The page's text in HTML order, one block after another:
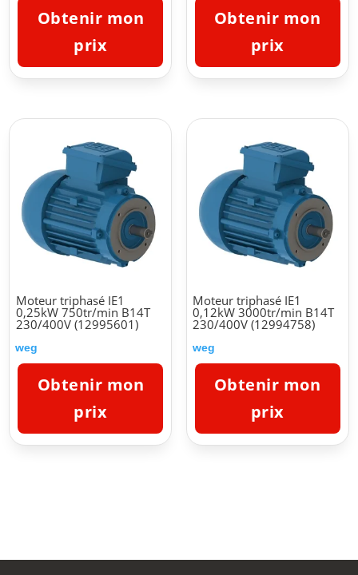
Obtenir mon
prix
Obtenir mon
prix
Moteur triphasé IE1
0,25kW 750tr/min B14T
230/400V (12995601)
weg
Obtenir mon
prix
Moteur triphasé IE1
0,12kW 3000tr/min B14T
230/400V (12994758)
weg
Obtenir mon
prix